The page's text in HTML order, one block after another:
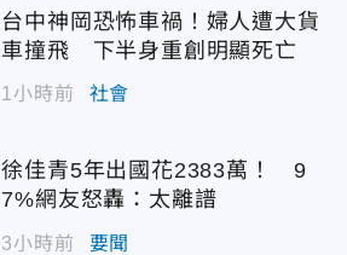
台中神岡恐怖車禍！婦人遭大貨
車撞飛 下半身重創明顯死亡
1小時前 社會
徐佳青5年出國花2383萬！ 9
7%網友怒轟：太離譜
3小時前 要聞